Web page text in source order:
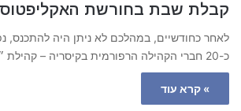
קבלת שבת בחורשת האקליפטוס
לאחר כחודשיים, במהלכם לא ניתן היה להתכנס,
כ-20 חברי הקהילה הרפורמית בקיסריה – קהילת ״תפילת האדם״…
» קרא עוד